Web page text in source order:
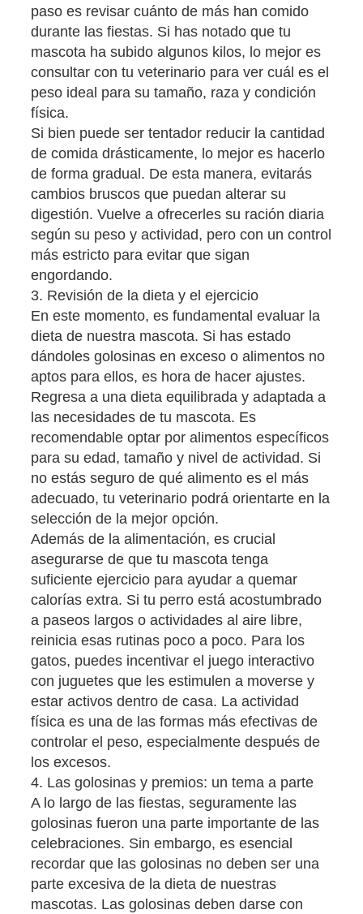
paso es revisar cuánto de más han comido
durante las fiestas. Si has notado que tu
mascota ha subido algunos kilos, lo mejor es
consultar con tu veterinario para ver cuál es el
peso ideal para su tamaño, raza y condición
física.
Si bien puede ser tentador reducir la cantidad
de comida drásticamente, lo mejor es hacerlo
de forma gradual. De esta manera, evitarás
cambios bruscos que puedan alterar su
digestión. Vuelve a ofrecerles su ración diaria
según su peso y actividad, pero con un control
más estricto para evitar que sigan
engordando.
3. Revisión de la dieta y el ejercicio
En este momento, es fundamental evaluar la
dieta de nuestra mascota. Si has estado
dándoles golosinas en exceso o alimentos no
aptos para ellos, es hora de hacer ajustes.
Regresa a una dieta equilibrada y adaptada a
las necesidades de tu mascota. Es
recomendable optar por alimentos específicos
para su edad, tamaño y nivel de actividad. Si
no estás seguro de qué alimento es el más
adecuado, tu veterinario podrá orientarte en la
selección de la mejor opción.
Además de la alimentación, es crucial
asegurarse de que tu mascota tenga
suficiente ejercicio para ayudar a quemar
calorías extra. Si tu perro está acostumbrado
a paseos largos o actividades al aire libre,
reinicia esas rutinas poco a poco. Para los
gatos, puedes incentivar el juego interactivo
con juguetes que les estimulen a moverse y
estar activos dentro de casa. La actividad
física es una de las formas más efectivas de
controlar el peso, especialmente después de
los excesos.
4. Las golosinas y premios: un tema a parte
A lo largo de las fiestas, seguramente las
golosinas fueron una parte importante de las
celebraciones. Sin embargo, es esencial
recordar que las golosinas no deben ser una
parte excesiva de la dieta de nuestras
mascotas. Las golosinas deben darse con